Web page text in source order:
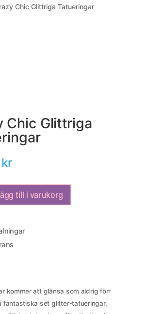
Chic Glittriga Tatueringar
Chic Glittriga
kr
till i varukorg
kommer att glänsa som aldrig förr
fantastiska set glitter-tatueringar.